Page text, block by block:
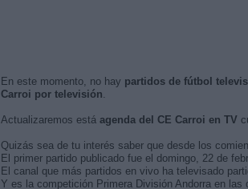
En este momento, no hay partidos de fútbol
Carroi por televisión.
Actualizaremos está agenda del CE Carroi en TV
Quizás sea de tu interés saber que desde los
El primer partido publicado fue el domingo, 22 de
El canal que más partidos en vivo ha televisado
Y es la competición Primera División Andorra en